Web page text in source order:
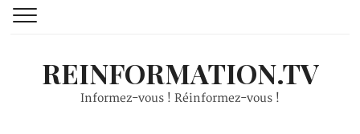
REINFORMATION.TV
Informez-vous ! Réinformez-vous !